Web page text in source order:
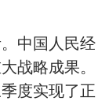
中国人民经
战略成果。
度实现了正